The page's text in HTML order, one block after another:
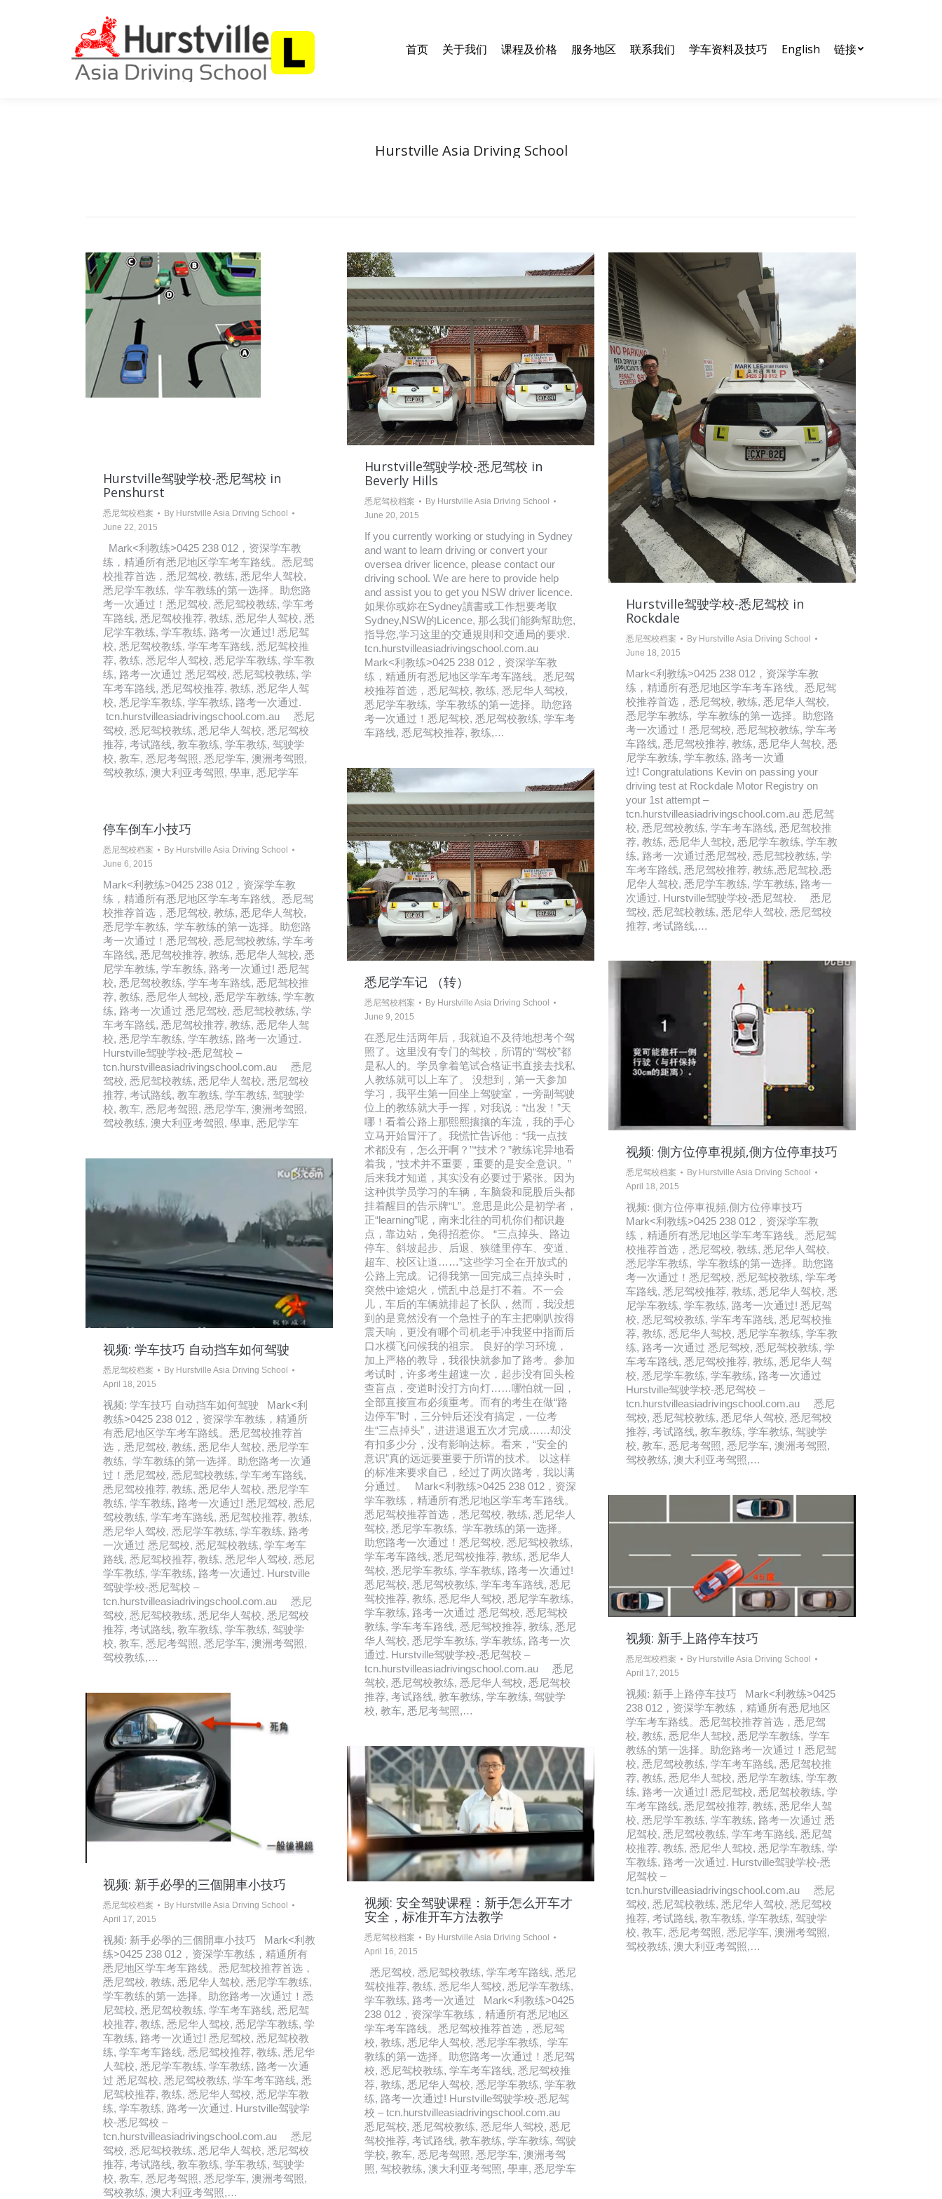
首页 关于我们 课程及价格 服务地区 联系我们 学车资料及技巧 English 链接
Hurstville Asia Driving School
Hurstville驾驶学校-悉尼驾校 in
Penshurst
悉尼驾校档案 By Hurstville Asia Driving School
June 22, 2015
Mark<利教练>0425 238 012，资深学车教
练，精通所有悉尼地区学车考车路线。悉尼驾
校推荐首选，悉尼驾校, 教练, 悉尼华人驾校,
悉尼学车教练, 学车教练的第一选择。助您路
考一次通过！悉尼驾校, 悉尼驾校教练, 学车考
车路线, 悉尼驾校推荐, 教练, 悉尼华人驾校, 悉
尼学车教练, 学车教练, 路考一次通过! 悉尼驾
校, 悉尼驾校教练, 学车考车路线, 悉尼驾校推
荐, 教练, 悉尼华人驾校, 悉尼学车教练, 学车教
练, 路考一次通过 悉尼驾校, 悉尼驾校教练, 学
车考车路线, 悉尼驾校推荐, 教练, 悉尼华人驾
校, 悉尼学车教练, 学车教练, 路考一次通过.
tcn.hurstvilleasiadrivingschool.com.au 悉尼
驾校, 悉尼驾校教练, 悉尼华人驾校, 悉尼驾校
推荐, 考试路线, 教车教练, 学车教练, 驾驶学
校, 教车, 悉尼考驾照, 悉尼学车, 澳洲考驾照,
驾校教练, 澳大利亚考驾照, 學車, 悉尼学车
Hurstville驾驶学校-悉尼驾校 in
Beverly Hills
悉尼驾校档案 By Hurstville Asia Driving School
June 20, 2015
If you currently working or studying in Sydney
and want to learn driving or convert your
oversea driver licence, please contact our
driving school. We are here to provide help
and assist you to get you NSW driver licence.
如果你或妳在Sydney讀書或工作想要考取
Sydney,NSW的Licence, 那么我们能夠幫助您,
指导您,学习这里的交通規則和交通局的要求.
tcn.hurstvilleasiadrivingschool.com.au
Mark<利教练>0425 238 012，资深学车教
练，精通所有悉尼地区学车考车路线。悉尼驾
校推荐首选，悉尼驾校, 教练, 悉尼华人驾校,
悉尼学车教练, 学车教练的第一选择。助您路
考一次通过！悉尼驾校, 悉尼驾校教练, 学车考
车路线, 悉尼驾校推荐, 教练,…
Hurstville驾驶学校-悉尼驾校 in
Rockdale
悉尼驾校档案 By Hurstville Asia Driving School
June 18, 2015
Mark<利教练>0425 238 012，资深学车教
练，精通所有悉尼地区学车考车路线。悉尼驾
校推荐首选，悉尼驾校, 教练, 悉尼华人驾校,
悉尼学车教练, 学车教练的第一选择。助您路
考一次通过！悉尼驾校, 悉尼驾校教练, 学车考
车路线, 悉尼驾校推荐, 教练, 悉尼华人驾校, 悉
尼学车教练, 学车教练, 路考一次通
过! Congratulations Kevin on passing your
driving test at Rockdale Motor Registry on
your 1st attempt –
tcn.hurstvilleasiadrivingschool.com.au 悉尼驾
校, 悉尼驾校教练, 学车考车路线, 悉尼驾校推
荐, 教练, 悉尼华人驾校, 悉尼学车教练, 学车教
练, 路考一次通过悉尼驾校, 悉尼驾校教练, 学
车考车路线, 悉尼驾校推荐, 教练,悉尼驾校,悉
尼华人驾校, 悉尼学车教练, 学车教练, 路考一
次通过. Hurstville驾驶学校-悉尼驾校. 悉尼
驾校, 悉尼驾校教练, 悉尼华人驾校, 悉尼驾校
推荐, 考试路线,…
悉尼学车记 （转）
悉尼驾校档案 By Hurstville Asia Driving School
June 9, 2015
在悉尼生活两年后，我就迫不及待地想考个驾
照了。这里没有专门的驾校，所谓的“驾校”都
是私人的。学员拿着笔试合格证书直接去找私
人教练就可以上车了。 没想到，第一天参加
学习，我平生第一回坐上驾驶室，一旁副驾驶
位上的教练就大手一挥，对我说：“出发！”天
哪！看着公路上那熙熙攘攘的车流，我的手心
立马开始冒汗了。我慌忙告诉他：“我一点技
术都没有，怎么开啊？”“技术？”教练诧异地看
着我，“技术并不重要，重要的是安全意识。”
后来我才知道，其实没有必要过于紧张。因为
这种供学员学习的车辆，车脑袋和屁股后头都
挂着醒目的告示牌“L”。意思是此公是初学者，
正“learning”呢，南来北往的司机你们都识趣
点，靠边站，免得招惹你。 “三点掉头、路边
停车、斜坡起步、后退、狭缝里停车、变道、
超车、校区让道……”这些学习全在开放式的
公路上完成。记得我第一回完成三点掉头时，
突然中途熄火，慌乱中总是打不着。不一会
儿，车后的车辆就排起了长队，然而，我没想
到的是竟然没有一个急性子的车主把喇叭按得
震天响，更没有哪个司机老手冲我竖中指而后
口水横飞问候我的祖宗。 良好的学习环境，
加上严格的教导，我很快就参加了路考。参加
考试时，许多考生超速一次，起步没有回头检
查盲点，变道时没打方向灯……哪怕就一回，
全部直接宣布必须重考。而有的考生在做“路
边停车”时，三分钟后还没有搞定，一位考
生“三点掉头”，进进退退五次才完成……却没
有扣多少分，没有影响达标。看来，“安全的
意识”真的远远要重要于所谓的技术。 以这样
的标准来要求自己，经过了两次路考，我以满
分通过。 Mark<利教练>0425 238 012，资深
学车教练，精通所有悉尼地区学车考车路线。
悉尼驾校推荐首选，悉尼驾校, 教练, 悉尼华人
驾校, 悉尼学车教练, 学车教练的第一选择。
助您路考一次通过！悉尼驾校, 悉尼驾校教练,
学车考车路线, 悉尼驾校推荐, 教练, 悉尼华人
驾校, 悉尼学车教练, 学车教练, 路考一次通过!
悉尼驾校, 悉尼驾校教练, 学车考车路线, 悉尼
驾校推荐, 教练, 悉尼华人驾校, 悉尼学车教练,
学车教练, 路考一次通过 悉尼驾校, 悉尼驾校
教练, 学车考车路线, 悉尼驾校推荐, 教练, 悉尼
华人驾校, 悉尼学车教练, 学车教练, 路考一次
通过. Hurstville驾驶学校-悉尼驾校 –
tcn.hurstvilleasiadrivingschool.com.au 悉尼
驾校, 悉尼驾校教练, 悉尼华人驾校, 悉尼驾校
推荐, 考试路线, 教车教练, 学车教练, 驾驶学
校, 教车, 悉尼考驾照,…
停车倒车小技巧
悉尼驾校档案 By Hurstville Asia Driving School
June 6, 2015
Mark<利教练>0425 238 012，资深学车教
练，精通所有悉尼地区学车考车路线。悉尼驾
校推荐首选，悉尼驾校, 教练, 悉尼华人驾校,
悉尼学车教练, 学车教练的第一选择。助您路
考一次通过！悉尼驾校, 悉尼驾校教练, 学车考
车路线, 悉尼驾校推荐, 教练, 悉尼华人驾校, 悉
尼学车教练, 学车教练, 路考一次通过! 悉尼驾
校, 悉尼驾校教练, 学车考车路线, 悉尼驾校推
荐, 教练, 悉尼华人驾校, 悉尼学车教练, 学车教
练, 路考一次通过 悉尼驾校, 悉尼驾校教练, 学
车考车路线, 悉尼驾校推荐, 教练, 悉尼华人驾
校, 悉尼学车教练, 学车教练, 路考一次通过.
Hurstville驾驶学校-悉尼驾校 –
tcn.hurstvilleasiadrivingschool.com.au 悉尼
驾校, 悉尼驾校教练, 悉尼华人驾校, 悉尼驾校
推荐, 考试路线, 教车教练, 学车教练, 驾驶学
校, 教车, 悉尼考驾照, 悉尼学车, 澳洲考驾照,
驾校教练, 澳大利亚考驾照, 學車, 悉尼学车
视频: 側方位停車視頻,側方位停車技巧
悉尼驾校档案 By Hurstville Asia Driving School
April 18, 2015
视频: 側方位停車視頻,側方位停車技巧
Mark<利教练>0425 238 012，资深学车教
练，精通所有悉尼地区学车考车路线。悉尼驾
校推荐首选，悉尼驾校, 教练, 悉尼华人驾校,
悉尼学车教练, 学车教练的第一选择。助您路
考一次通过！悉尼驾校, 悉尼驾校教练, 学车考
车路线, 悉尼驾校推荐, 教练, 悉尼华人驾校, 悉
尼学车教练, 学车教练, 路考一次通过! 悉尼驾
校, 悉尼驾校教练, 学车考车路线, 悉尼驾校推
荐, 教练, 悉尼华人驾校, 悉尼学车教练, 学车教
练, 路考一次通过 悉尼驾校, 悉尼驾校教练, 学
车考车路线, 悉尼驾校推荐, 教练, 悉尼华人驾
校, 悉尼学车教练, 学车教练, 路考一次通过
Hurstville驾驶学校-悉尼驾校 –
tcn.hurstvilleasiadrivingschool.com.au 悉尼
驾校, 悉尼驾校教练, 悉尼华人驾校, 悉尼驾校
推荐, 考试路线, 教车教练, 学车教练, 驾驶学
校, 教车, 悉尼考驾照, 悉尼学车, 澳洲考驾照,
驾校教练, 澳大利亚考驾照,…
视频: 学车技巧 自动挡车如何驾驶
悉尼驾校档案 By Hurstville Asia Driving School
April 18, 2015
视频: 学车技巧 自动挡车如何驾驶 Mark<利
教练>0425 238 012，资深学车教练，精通所
有悉尼地区学车考车路线。悉尼驾校推荐首
选，悉尼驾校, 教练, 悉尼华人驾校, 悉尼学车
教练, 学车教练的第一选择。助您路考一次通
过！悉尼驾校, 悉尼驾校教练, 学车考车路线,
悉尼驾校推荐, 教练, 悉尼华人驾校, 悉尼学车
教练, 学车教练, 路考一次通过! 悉尼驾校, 悉尼
驾校教练, 学车考车路线, 悉尼驾校推荐, 教练,
悉尼华人驾校, 悉尼学车教练, 学车教练, 路考
一次通过 悉尼驾校, 悉尼驾校教练, 学车考车
路线, 悉尼驾校推荐, 教练, 悉尼华人驾校, 悉尼
学车教练, 学车教练, 路考一次通过. Hurstville
驾驶学校-悉尼驾校 –
tcn.hurstvilleasiadrivingschool.com.au 悉尼
驾校, 悉尼驾校教练, 悉尼华人驾校, 悉尼驾校
推荐, 考试路线, 教车教练, 学车教练, 驾驶学
校, 教车, 悉尼考驾照, 悉尼学车, 澳洲考驾照,
驾校教练,…
视频: 新手上路停车技巧
悉尼驾校档案 By Hurstville Asia Driving School
April 17, 2015
视频: 新手上路停车技巧 Mark<利教练>0425
238 012，资深学车教练，精通所有悉尼地区
学车考车路线。悉尼驾校推荐首选，悉尼驾
校, 教练, 悉尼华人驾校, 悉尼学车教练, 学车
教练的第一选择。助您路考一次通过！悉尼驾
校, 悉尼驾校教练, 学车考车路线, 悉尼驾校推
荐, 教练, 悉尼华人驾校, 悉尼学车教练, 学车教
练, 路考一次通过! 悉尼驾校, 悉尼驾校教练, 学
车考车路线, 悉尼驾校推荐, 教练, 悉尼华人驾
校, 悉尼学车教练, 学车教练, 路考一次通过 悉
尼驾校, 悉尼驾校教练, 学车考车路线, 悉尼驾
校推荐, 教练, 悉尼华人驾校, 悉尼学车教练, 学
车教练, 路考一次通过. Hurstville驾驶学校-悉
尼驾校 –
tcn.hurstvilleasiadrivingschool.com.au 悉尼
驾校, 悉尼驾校教练, 悉尼华人驾校, 悉尼驾校
推荐, 考试路线, 教车教练, 学车教练, 驾驶学
校, 教车, 悉尼考驾照, 悉尼学车, 澳洲考驾照,
驾校教练, 澳大利亚考驾照,…
视频: 新手必學的三個開車小技巧
悉尼驾校档案 By Hurstville Asia Driving School
April 17, 2015
视频: 新手必學的三個開車小技巧 Mark<利教
练>0425 238 012，资深学车教练，精通所有
悉尼地区学车考车路线。悉尼驾校推荐首选，
悉尼驾校, 教练, 悉尼华人驾校, 悉尼学车教练,
学车教练的第一选择。助您路考一次通过！悉
尼驾校, 悉尼驾校教练, 学车考车路线, 悉尼驾
校推荐, 教练, 悉尼华人驾校, 悉尼学车教练, 学
车教练, 路考一次通过! 悉尼驾校, 悉尼驾校教
练, 学车考车路线, 悉尼驾校推荐, 教练, 悉尼华
人驾校, 悉尼学车教练, 学车教练, 路考一次通
过 悉尼驾校, 悉尼驾校教练, 学车考车路线, 悉
尼驾校推荐, 教练, 悉尼华人驾校, 悉尼学车教
练, 学车教练, 路考一次通过. Hurstville驾驶学
校-悉尼驾校 –
tcn.hurstvilleasiadrivingschool.com.au 悉尼
驾校, 悉尼驾校教练, 悉尼华人驾校, 悉尼驾校
推荐, 考试路线, 教车教练, 学车教练, 驾驶学
校, 教车, 悉尼考驾照, 悉尼学车, 澳洲考驾照,
驾校教练, 澳大利亚考驾照,…
视频: 安全驾驶课程：新手怎么开车才
安全，标准开车方法教学
悉尼驾校档案 By Hurstville Asia Driving School
April 16, 2015
悉尼驾校, 悉尼驾校教练, 学车考车路线, 悉尼
驾校推荐, 教练, 悉尼华人驾校, 悉尼学车教练,
学车教练, 路考一次通过 Mark<利教练>0425
238 012，资深学车教练，精通所有悉尼地区
学车考车路线。悉尼驾校推荐首选，悉尼驾
校, 教练, 悉尼华人驾校, 悉尼学车教练, 学车
教练的第一选择。助您路考一次通过！悉尼驾
校, 悉尼驾校教练, 学车考车路线, 悉尼驾校推
荐, 教练, 悉尼华人驾校, 悉尼学车教练, 学车教
练, 路考一次通过! Hurstville驾驶学校-悉尼驾
校 – tcn.hurstvilleasiadrivingschool.com.au
悉尼驾校, 悉尼驾校教练, 悉尼华人驾校, 悉尼
驾校推荐, 考试路线, 教车教练, 学车教练, 驾驶
学校, 教车, 悉尼考驾照, 悉尼学车, 澳洲考驾
照, 驾校教练, 澳大利亚考驾照, 學車, 悉尼学车
首页 关于我们